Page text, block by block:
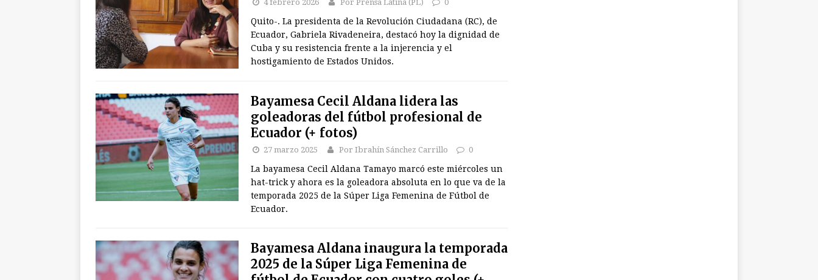
4 febrero 2026 Por Prensa Latina (PL) 0
Quito-. La presidenta de la Revolución Ciudadana (RC), de
Ecuador, Gabriela Rivadeneira, destacó hoy la dignidad de
Cuba y su resistencia frente a la injerencia y el
hostigamiento de Estados Unidos.
Bayamesa Cecil Aldana lidera las
goleadoras del fútbol profesional de
Ecuador (+ fotos)
27 marzo 2025 Por Ibrahín Sánchez Carrillo 0
La bayamesa Cecil Aldana Tamayo marcó este miércoles un
hat-trick y ahora es la goleadora absoluta en lo que va de la
temporada 2025 de la Súper Liga Femenina de Fútbol de
Ecuador.
Bayamesa Aldana inaugura la temporada
2025 de la Súper Liga Femenina de